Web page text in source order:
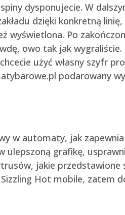
dysponujecie. W
dzięki konkretną linię,
wyświetlona. Po
owo tak jak wygraliście.
użyć własny szyfr
podarowany
w automaty, jak
ulepszoną grafikę,
jakie
Hot mobile, zatem